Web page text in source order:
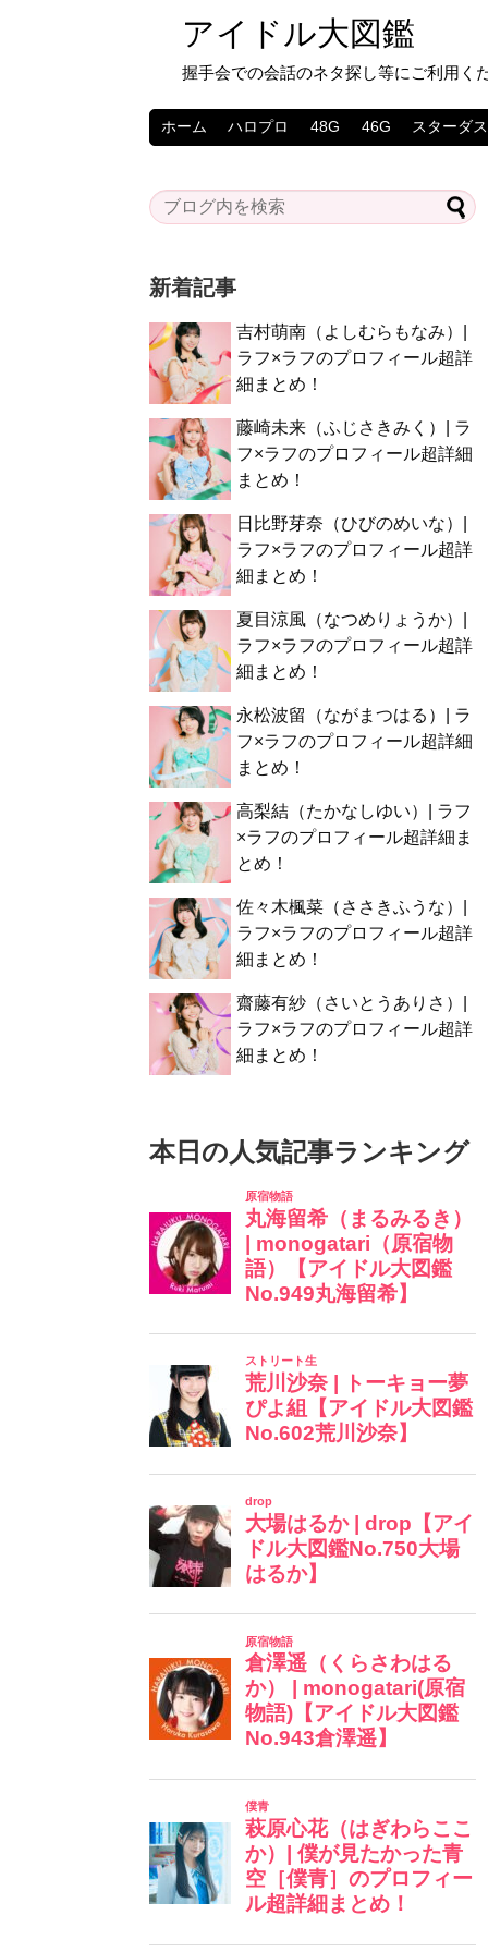
アイドル大図鑑
握手会での会話のネタ探し等にご利用く
ホーム ハロプロ 48G 46G スターダ
新着記事
吉村萌南（よしむらもなみ）|
ラフ×ラフのプロフィール超詳
細まとめ！
藤崎未来（ふじさきみく）| ラ
フ×ラフのプロフィール超詳細
まとめ！
日比野芽奈（ひびのめいな）|
ラフ×ラフのプロフィール超詳
細まとめ！
夏目涼風（なつめりょうか）|
ラフ×ラフのプロフィール超詳
細まとめ！
永松波留（ながまつはる）| ラ
フ×ラフのプロフィール超詳細
まとめ！
高梨結（たかなしゆい）| ラフ
×ラフのプロフィール超詳細ま
とめ！
佐々木楓菜（ささきふうな）|
ラフ×ラフのプロフィール超詳
細まとめ！
齋藤有紗（さいとうありさ）|
ラフ×ラフのプロフィール超詳
細まとめ！
本日の人気記事ランキング